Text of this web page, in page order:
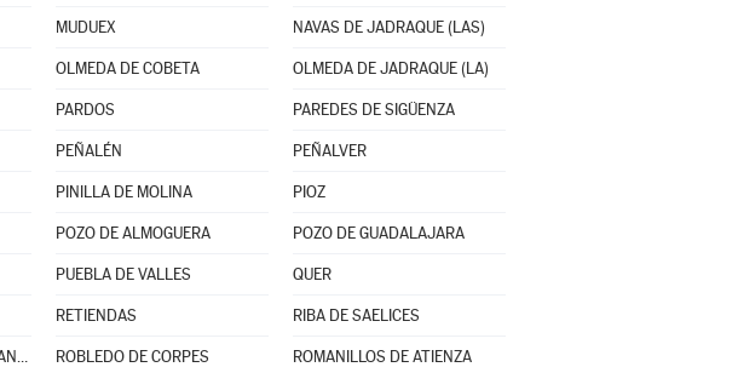
MUDUEX NAVAS DE JADRAQUE (LAS)
OLMEDA DE COBETA OLMEDA DE JADRAQUE (LA)
PARDOS PAREDES DE SIGÜENZA
PEÑALÉN PEÑALVER
PINILLA DE MOLINA PIOZ
POZO DE ALMOGUERA POZO DE GUADALAJARA
PUEBLA DE VALLES QUER
RETIENDAS RIBA DE SAELICES
ROBLEDILLO DE MOHERNANDO ROBLEDO DE CORPES ROMANILLOS DE ATIENZA